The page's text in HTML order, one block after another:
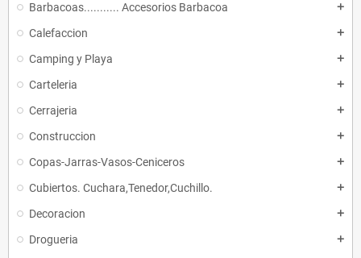
Barbacoas........... Accesorios Barbacoa add
Calefaccion add
Camping y Playa add
Carteleria add
Cerrajeria add
Construccion add
Copas-Jarras-Vasos-Ceniceros add
Cubiertos. Cuchara,Tenedor,Cuchillo. add
Decoracion add
Drogueria add